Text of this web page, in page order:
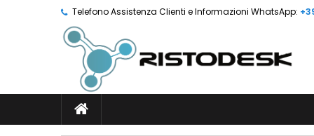
Telefono Assistenza Clienti e Informazioni WhatsApp: